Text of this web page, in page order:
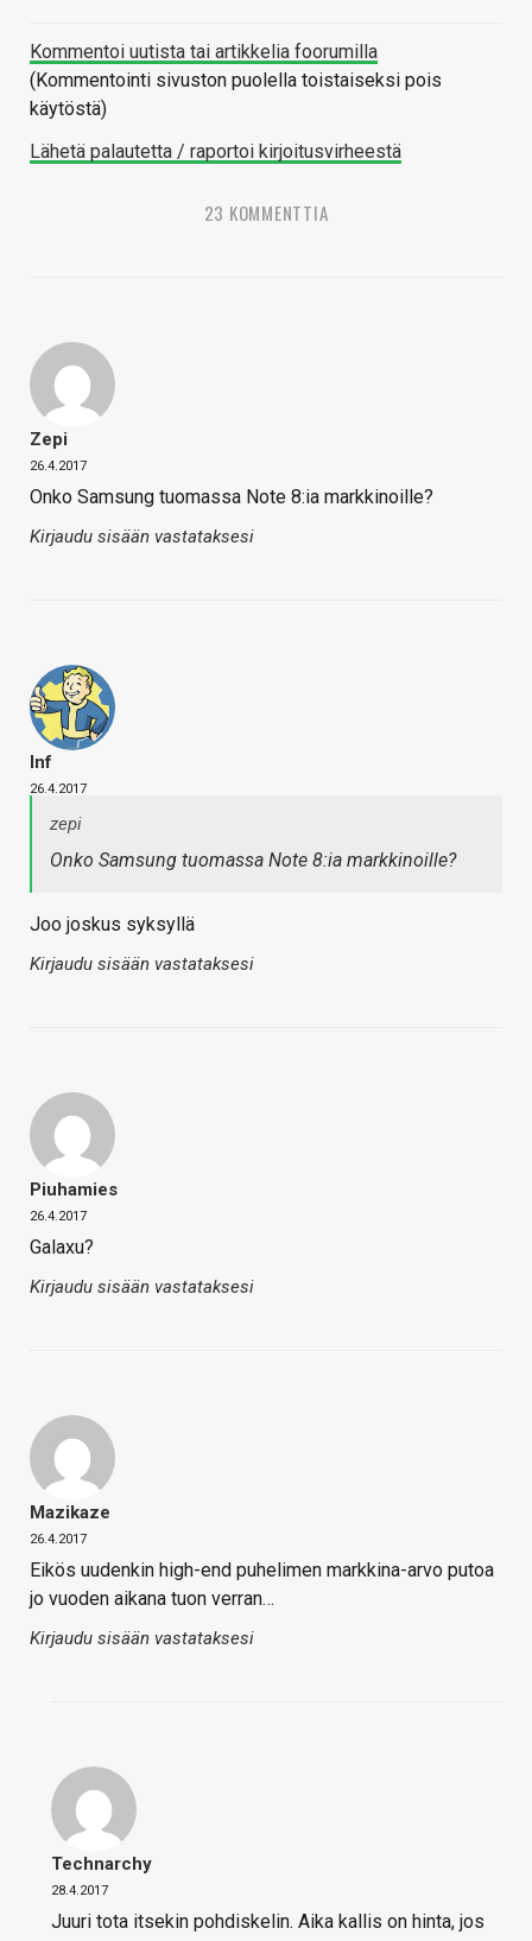
Kommentoi uutista tai artikkelia foorumilla
(Kommentointi sivuston puolella toistaiseksi pois
käytöstä)
Lähetä palautetta / raportoi kirjoitusvirheestä
23 KOMMENTTIA
Zepi
26.4.2017
Onko Samsung tuomassa Note 8:ia markkinoille?
Kirjaudu sisään vastataksesi
Inf
26.4.2017
zepi
Onko Samsung tuomassa Note 8:ia markkinoille?
Joo joskus syksyllä
Kirjaudu sisään vastataksesi
Piuhamies
26.4.2017
Galaxu?
Kirjaudu sisään vastataksesi
Mazikaze
26.4.2017
Eikös uudenkin high-end puhelimen markkina-arvo putoa
jo vuoden aikana tuon verran…
Kirjaudu sisään vastataksesi
Technarchy
28.4.2017
Juuri tota itsekin pohdiskelin. Aika kallis on hinta, jos